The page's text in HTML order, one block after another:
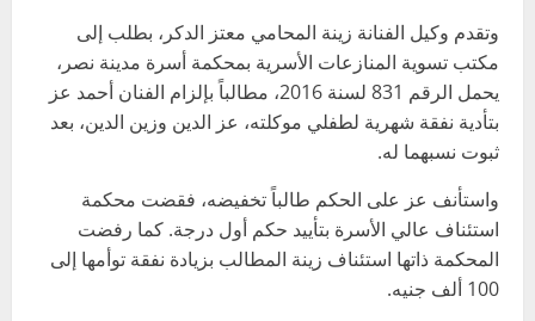
وتقدم وكيل الفنانة زينة المحامي معتز الدكر، بطلب إلى
مكتب تسوية المنازعات الأسرية بمحكمة أسرة مدينة نصر،
يحمل الرقم 831 لسنة 2016، مطالباً بإلزام الفنان أحمد عز
بتأدية نفقة شهرية لطفلي موكلته، عز الدين وزين الدين، بعد
ثبوت نسبهما له.
واستأنف عز على الحكم طالباً تخفيضه، فقضت محكمة
استئناف عالي الأسرة بتأييد حكم أول درجة. كما رفضت
المحكمة ذاتها استئناف زينة المطالب بزيادة نفقة توأمها إلى
100 ألف جنيه.